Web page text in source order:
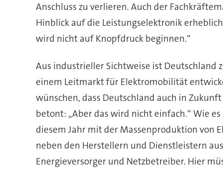
Anschluss zu verlieren. Auch der
Hinblick auf die Leistungselektronik
wird nicht auf Knopfdruck beginnen.“
Aus industrieller Sichtweise ist Deutschland
einem Leitmarkt für Elektromobilität
wünschen, dass Deutschland auch in
betont: „Aber das wird nicht einfach.“ Wie
diesem Jahr mit der Massenproduktion von
neben den Herstellern und Dienstleistern
Energieversorger und Netzbetreiber. Hier